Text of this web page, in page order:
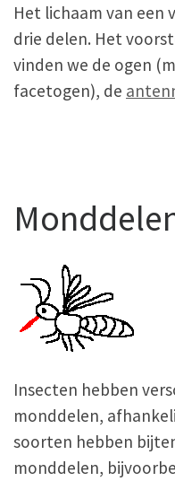
Het lichaam van een
drie delen. Het
vinden we de ogen
facetogen), de
Insecten hebben
monddelen,
soorten hebben
monddelen,